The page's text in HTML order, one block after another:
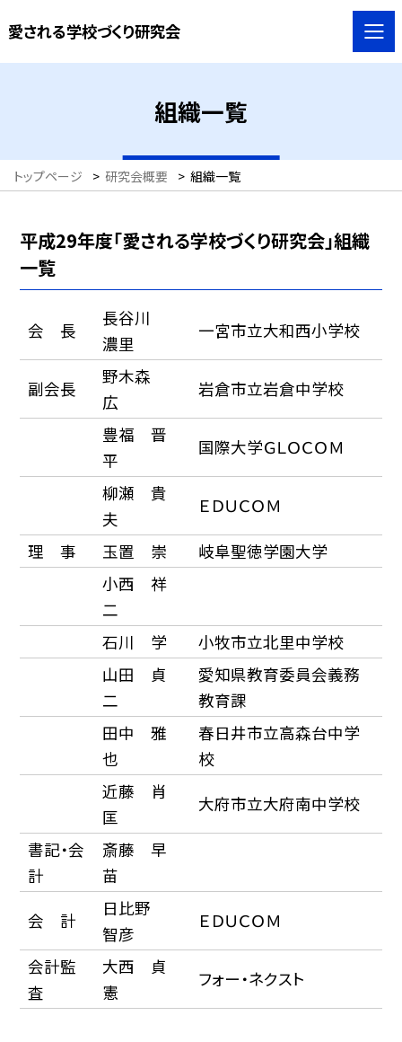
愛される学校づくり研究会
組織一覧
トップページ > 研究会概要 > 組織一覧
平成29年度「愛される学校づくり研究会」組織
一覧
会 長
長谷川
濃里
一宮市立大和西小学校
副会長
野木森
広
岩倉市立岩倉中学校
豊福 晋
平
国際大学ＧＬＯＣＯＭ
柳瀬 貴
夫
ＥＤＵＣＯＭ
理 事 玉置 崇
岐阜聖徳学園大学
小西 祥
二
石川 学
小牧市立北里中学校
山田 貞
二
愛知県教育委員会義務
教育課
田中 雅
也
春日井市立高森台中学
校
近藤 肖
匡
大府市立大府南中学校
書記・会
計
斎藤 早
苗
会 計
日比野
智彦
ＥＤＵＣＯＭ
会計監
査
大西 貞
憲
フォー・ネクスト